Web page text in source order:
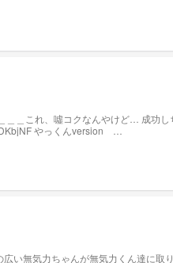
やっくんversion
無気力ちゃんが無気力くん達に取り合